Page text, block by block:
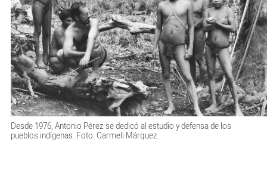
Desde 1976, Antonio Pérez se dedicó al estudio y defensa de los
pueblos indígenas. Foto: Carmeli Márquez.